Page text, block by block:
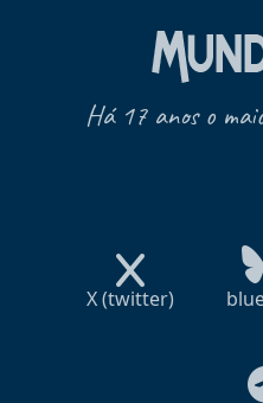
Há 17 anos o
X (twitter)